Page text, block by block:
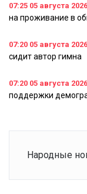
07:25 05 августа 2026
на проживание в
07:20 05 августа 2026
сидит автор гимна
07:20 05 августа 2026
поддержки
Народные